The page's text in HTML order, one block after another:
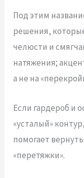
Под этим
решения,
челюсти и
натяжения;
а не на
Если гардероб и
«усталый»
помогает
«перетяжки».